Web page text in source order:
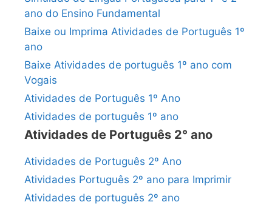
ano do Ensino Fundamental
Baixe ou Imprima Atividades de Português 1º
ano
Baixe Atividades de português 1º ano com
Vogais
Atividades de Português 1º Ano
Atividades de português 1º ano
Atividades de Português 2° ano
Atividades de Português 2º Ano
Atividades Português 2º ano para Imprimir
Atividades de português 2º ano